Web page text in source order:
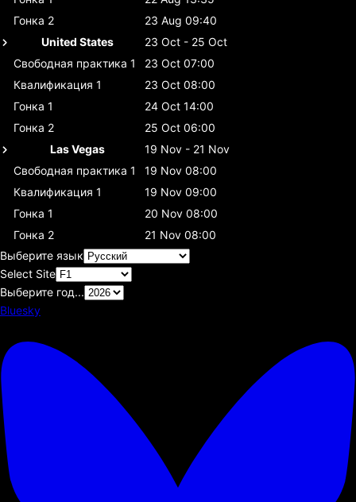
Гонка 2
23 Aug 09:40
United States
23 Oct - 25 Oct
Свободная практика 1
23 Oct 07:00
Квалификация 1
23 Oct 08:00
Гонка 1
24 Oct 14:00
Гонка 2
25 Oct 06:00
Las Vegas
19 Nov - 21 Nov
Свободная практика 1
19 Nov 08:00
Квалификация 1
19 Nov 09:00
Гонка 1
20 Nov 08:00
Гонка 2
21 Nov 08:00
Выберите язык
Select Site
Выберите год...
Bluesky